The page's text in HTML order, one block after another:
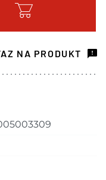
4 ks
NA PRODUKT